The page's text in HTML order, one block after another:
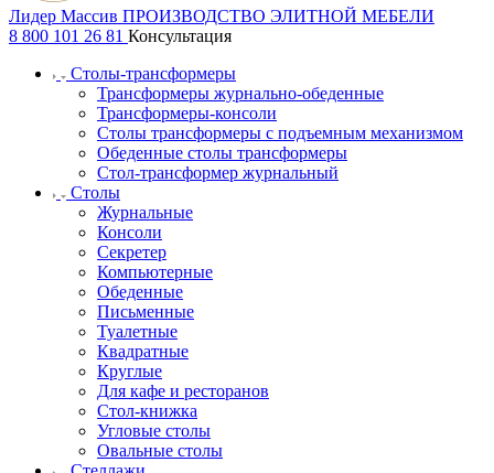
Лидер Массив ПРОИЗВОДСТВО ЭЛИТНОЙ МЕБЕЛИ
8 800 101 26 81 Консультация
Столы-трансформеры
Трансформеры журнально-обеденные
Трансформеры-консоли
Столы трансформеры с подъемным механизмом
Обеденные столы трансформеры
Стол-трансформер журнальный
Столы
Журнальные
Консоли
Секретер
Компьютерные
Обеденные
Письменные
Туалетные
Квадратные
Круглые
Для кафе и ресторанов
Стол-книжка
Угловые столы
Овальные столы